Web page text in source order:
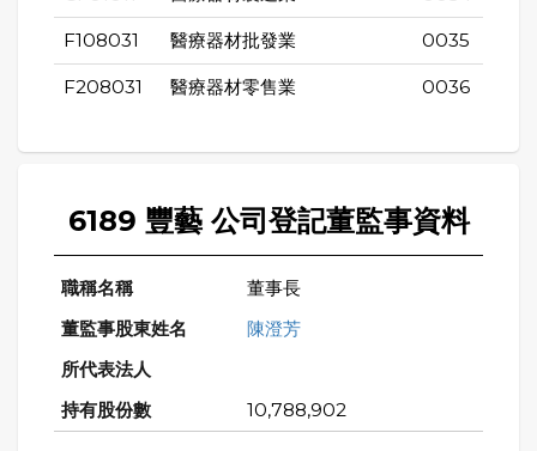
F108031 醫療器材批發業 0035
F208031 醫療器材零售業 0036
6189 豐藝 公司登記董監事資料
董事長
陳澄芳
10,788,902